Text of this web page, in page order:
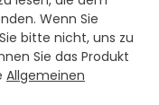
Wenn Sie
bitte nicht, uns zu
Sie das Produkt
Allgemeinen